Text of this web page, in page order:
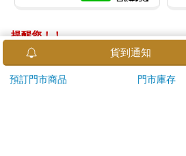
提醒您！！
金石堂及銀行均不會請您操作ATM!
ATM提款機，請不要聽從指示，以免
貨到通知
預訂門市商品 門市庫存